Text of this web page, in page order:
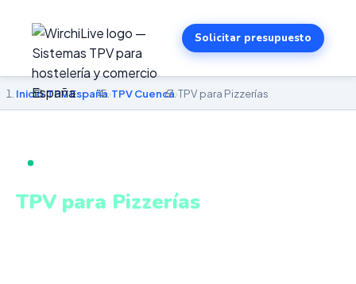
Solicitar presupuesto
Inicio›TPV España›TPV Cuenca›TPV para Pizzerías
TPV PARA PIZZERÍAS EN CUENCA
TPV para Pizzerías